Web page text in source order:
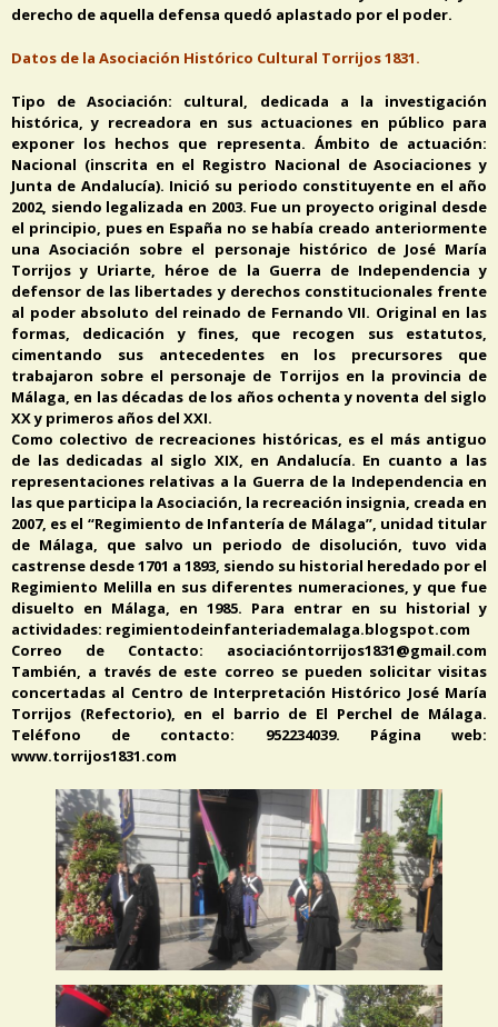
derecho de aquella defensa quedó aplastado por el poder.
Datos de la Asociación Histórico Cultural Torrijos 1831.
Tipo de Asociación: cultural, dedicada a la investigación
histórica, y recreadora en sus actuaciones en público para
exponer los hechos que representa. Ámbito de actuación:
Nacional (inscrita en el Registro Nacional de Asociaciones y
Junta de Andalucía). Inició su periodo constituyente en el año
2002, siendo legalizada en 2003. Fue un proyecto original desde
el principio, pues en España no se había creado anteriormente
una Asociación sobre el personaje histórico de José María
Torrijos y Uriarte, héroe de la Guerra de Independencia y
defensor de las libertades y derechos constitucionales frente
al poder absoluto del reinado de Fernando VII. Original en las
formas, dedicación y fines, que recogen sus estatutos,
cimentando sus antecedentes en los precursores que
trabajaron sobre el personaje de Torrijos en la provincia de
Málaga, en las décadas de los años ochenta y noventa del siglo
XX y primeros años del XXI.
Como colectivo de recreaciones históricas, es el más antiguo
de las dedicadas al siglo XIX, en Andalucía. En cuanto a las
representaciones relativas a la Guerra de la Independencia en
las que participa la Asociación, la recreación insignia, creada en
2007, es el “Regimiento de Infantería de Málaga”, unidad titular
de Málaga, que salvo un periodo de disolución, tuvo vida
castrense desde 1701 a 1893, siendo su historial heredado por el
Regimiento Melilla en sus diferentes numeraciones, y que fue
disuelto en Málaga, en 1985. Para entrar en su historial y
actividades: regimientodeinfanteriademalaga.blogspot.com
Correo de Contacto: asociacióntorrijos1831@gmail.com
También, a través de este correo se pueden solicitar visitas
concertadas al Centro de Interpretación Histórico José María
Torrijos (Refectorio), en el barrio de El Perchel de Málaga.
Teléfono de contacto: 952234039. Página web:
www.torrijos1831.com